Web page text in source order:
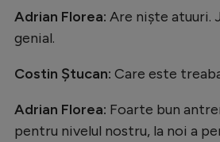
Adrian Florea: Are niște atuuri.
genial.
Costin Ștucan: Care este
Adrian Florea: Foarte bun
pentru nivelul nostru, la noi a